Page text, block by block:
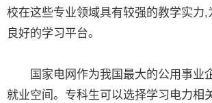
校在这些专业领域具有较强的教学实力,
良好的学习平台。
国家电网作为我国最大的公用事业
就业空间。专科生可以选择学习电力相